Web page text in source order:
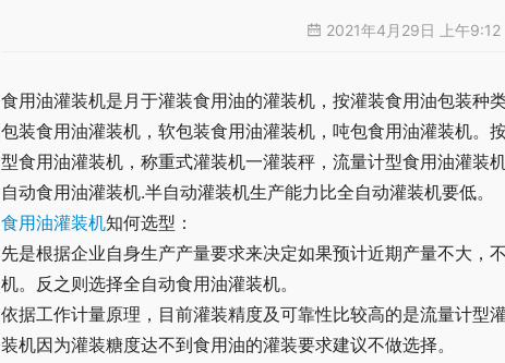
2021年4月29日 上午9:12
食用油灌装机是月于灌装食用油的灌装机，按灌装食用油包装种
包装食用油灌装机，软包装食用油灌装机，吨包食用油灌装机。
型食用油灌装机，称重式灌装机一灌装秤，流量计型食用油灌装
自动食用油灌装机.半自动灌装机生产能力比全自动灌装机要低。
食用油灌装机知何选型：
先是根据企业自身生产产量要求来决定如果预计近期产量不大，
机。反之则选择全自动食用油灌装机。
依据工作计量原理，目前灌装精度及可靠性比较高的是流量计型
装机因为灌装糖度达不到食用油的灌装要求建议不做选择。